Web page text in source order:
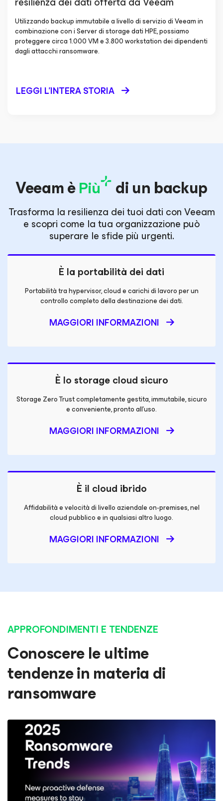
Utilizzando backup immutabile a livello di servizio di Veeam in
combinazione con i Server di storage dati HPE, possiamo
proteggere circa 1.000 VM e 3.800 workstation dei dipendenti
dagli attacchi ransomware.
LEGGI L'INTERA STORIA
Veeam èPiù di un backup
Trasforma la resilienza dei tuoi dati con Veeam
e scopri come la tua organizzazione può
superare le sfide più urgenti.
È la portabilità dei dati
Portabilità tra hypervisor, cloud e carichi di lavoro per un
controllo completo della destinazione dei dati.
MAGGIORI INFORMAZIONI
È lo storage cloud sicuro
Storage Zero Trust completamente gestita, immutabile, sicuro
e conveniente, pronto all'uso.
MAGGIORI INFORMAZIONI
È il cloud ibrido
Affidabilità e velocità di livello aziendale on-premises, nel
cloud pubblico e in qualsiasi altro luogo.
MAGGIORI INFORMAZIONI
APPROFONDIMENTI E TENDENZE
Conoscere le ultime
tendenze in materia di
ransomware